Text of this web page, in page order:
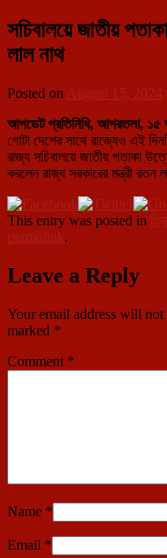
সচিবালয়ে জাতীয়
লাল নাথ
Posted on August 15, 2024
আপডেট প্রতিনিধি, আগরতলা,
গোটা দেশের সাথে রাজ্যেও এই
রাজ্য সচিবালয়ে জাতীয় পতাকা
করলেন রাজ্য সরকারের মন্ত্রী রতন
This entry was posted in
permalink.
Leave a Reply
Your email address will not
marked *
Comment *
Name *
Email *